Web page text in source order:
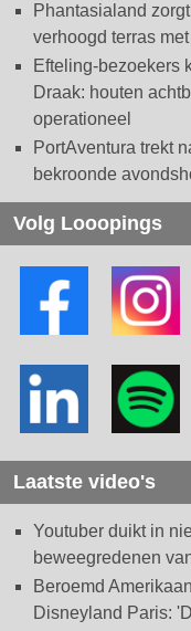
Phantasialand
verhoogd terras
Efteling-bezoekers
Draak: houten
operationeel
PortAventura trekt
bekroonde
Volg Looopings
Laatste video's
Youtuber duikt in
beweegredenen
Beroemd
Disneyland Paris: